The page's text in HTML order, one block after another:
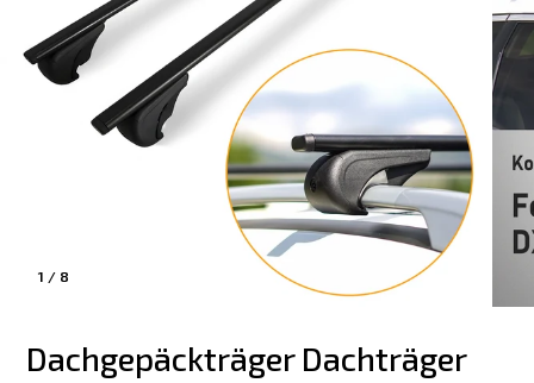
1 / 8
Dachgepäckträger Dachträger